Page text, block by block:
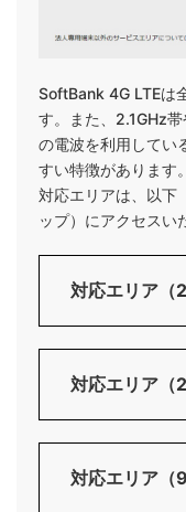
SoftBank 4G LTEは
す。また、2.1GHz
の電波を利用してい
すい特徴があります。
対応エリアは、以下
ップ）にアクセスい
対応エリア（
対応エリア（
対応エリア（